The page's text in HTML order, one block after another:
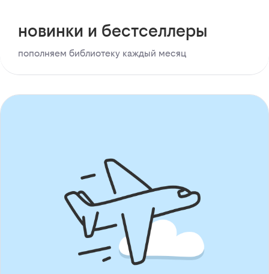
новинки и бестселлеры
пополняем библиотеку каждый месяц